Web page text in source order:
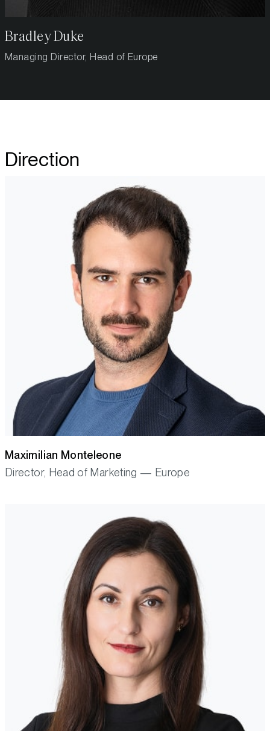
Bradley Duke
Managing Director, Head of Europe
Direction
Maximilian Monteleone
Director, Head of Marketing — Europe